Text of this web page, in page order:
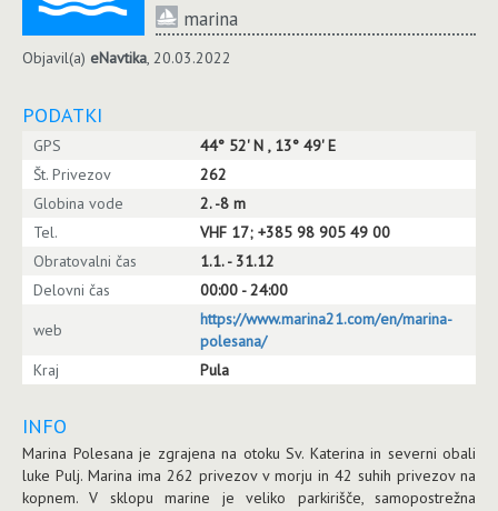
marina
Objavil(a) eNavtika, 20.03.2022
PODATKI
GPS
44° 52' N , 13° 49' E
Št. Privezov
262
Globina vode
2. -8 m
Tel.
VHF 17; +385 98 905 49 00
Obratovalni čas
1.1. - 31.12
Delovni čas
00:00 - 24:00
web
https://www.marina21.com/en/marina-
polesana/
Kraj
Pula
INFO
Marina Polesana je zgrajena na otoku Sv. Katerina in severni obali
luke Pulj. Marina ima 262 privezov v morju in 42 suhih privezov na
kopnem. V sklopu marine je veliko parkirišče, samopostrežna